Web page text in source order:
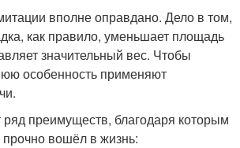
вполне оправдано. Дело в том,
как правило, уменьшает площадь
значительный вес. Чтобы
особенность применяют
преимуществ, благодаря которым
прочно вошёл в жизнь: